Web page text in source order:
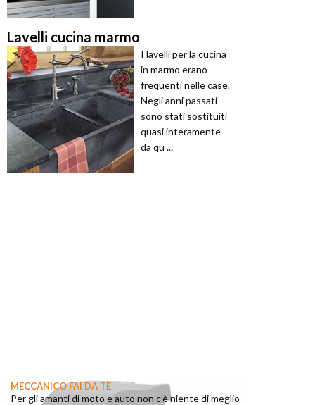
Lavelli cucina marmo
I lavelli per la cucina
in marmo erano
frequenti nelle case.
Negli anni passati
sono stati sostituiti
quasi interamente
da qu ...
MECCANICO FAI DA TE
Per gli amanti di moto e auto non c’è niente di meglio